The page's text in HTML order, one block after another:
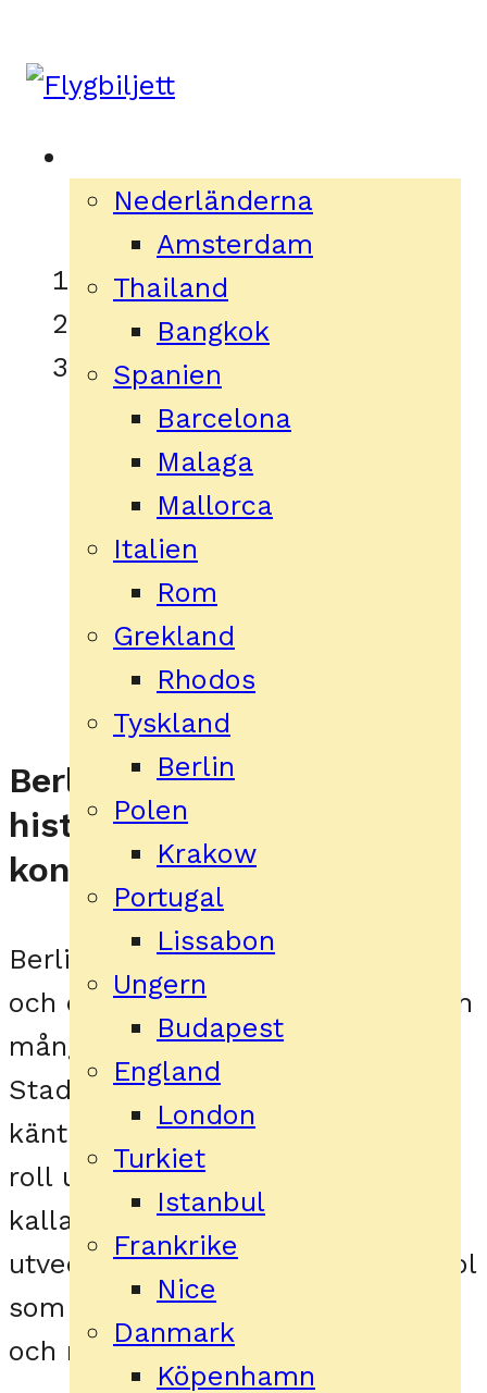
Skip
Nederländerna
Amsterdam
Thailand
Bangkok
Spanien
Barcelona
Malaga
Mallorca
Italien
Rom
Grekland
Rhodos
Tyskland
Berlin
Polen
Krakow
Portugal
Lissabon
Ungern
Budapest
England
London
Turkiet
Istanbul
Frankrike
Nice
Danmark
Köpenhamn
Flygbiljetter
Tyskland»
Berlin
Flygbiljetter till
Berlin
Berlin – en stad full av
historia, kultur och
kontraster
Berlin är huvudstaden i Tyskland
och en av de mest spännande och
mångsidiga städerna i Europa.
Staden har en rik historia och är
känt för att ha spelat en central
roll under andra världskriget och
kalla kriget. Berlin har också
utvecklats till en modern metropol
som är känt för sin kultur, konst
och nattliv.